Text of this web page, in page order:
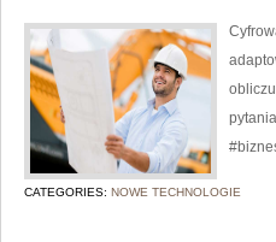
CATEGORIES: NOWE TECHNOLOGIE